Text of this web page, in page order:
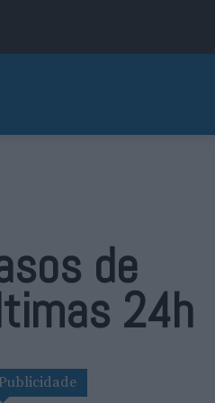
de
24h
Publicidade